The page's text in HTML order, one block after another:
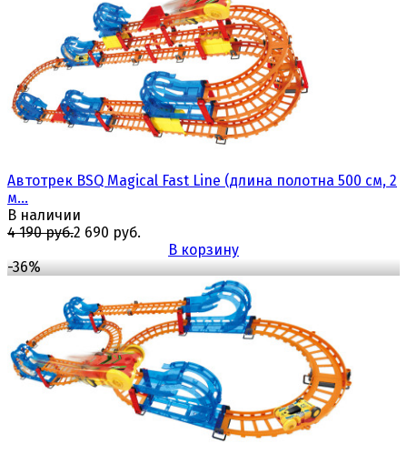
избранное сравнить
Автотрек BSQ Magical Fast Line (длина полотна 500 см, 2
м...
В наличии
4 190 руб.2 690 руб.
В корзину
-36%